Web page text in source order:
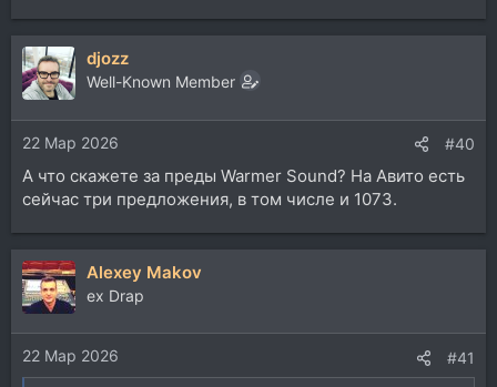
djozz
Well-Known Member
22 Мар 2026 #40
А что скажете за преды Warmer Sound? На Авито есть
сейчас три предложения, в том числе и 1073.
Alexey Makov
ex Drap
22 Мар 2026 #41